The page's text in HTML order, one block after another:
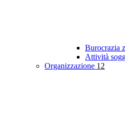
Burocrazia
Attività
Organizzazione 12